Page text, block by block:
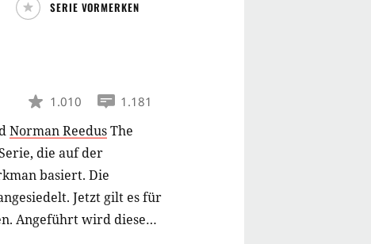
SERIE VORMERKEN
1.010 1.181
Norman ReedusThe
die auf der
basiert. Die
Jetzt gilt es für
Angeführt wird diese